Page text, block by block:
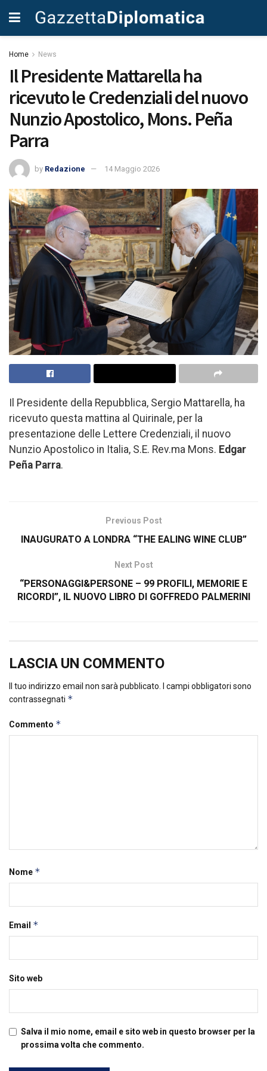
Home News
Il Presidente Mattarella ha
ricevuto le Credenziali del nuovo
Nunzio Apostolico, Mons. Peña
Parra
by Redazione 14 Maggio 2026
Il Presidente della Repubblica, Sergio Mattarella, ha
ricevuto questa mattina al Quirinale, per la
presentazione delle Lettere Credenziali, il nuovo
Nunzio Apostolico in Italia, S.E. Rev.ma Mons. Edgar
Peña Parra.
Previous Post
INAUGURATO A LONDRA “THE EALING WINE CLUB”
Next Post
“PERSONAGGI&PERSONE – 99 PROFILI, MEMORIE E
RICORDI”, IL NUOVO LIBRO DI GOFFREDO PALMERINI
LASCIA UN COMMENTO
Il tuo indirizzo email non sarà pubblicato.
I campi obbligatori sono
contrassegnati *
Commento *
Nome *
Email *
Sito web
Salva il mio nome, email e sito web in questo browser per la
prossima volta che commento.